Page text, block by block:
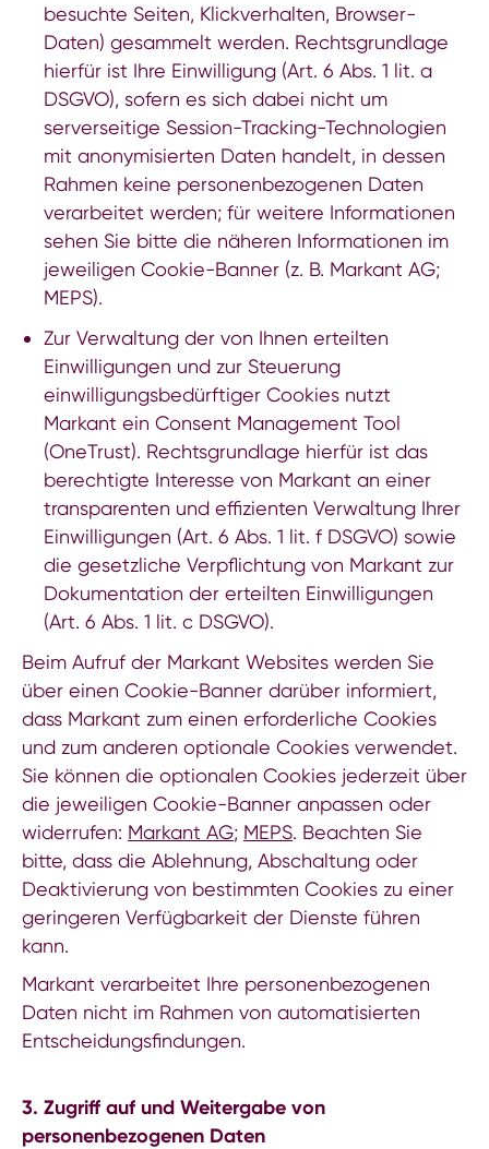
besuchte Seiten, Klickverhalten, Browser-
Daten) gesammelt werden. Rechtsgrundlage
hierfür ist Ihre Einwilligung (Art. 6 Abs. 1 lit. a
DSGVO), sofern es sich dabei nicht um
serverseitige Session-Tracking-Technologien
mit anonymisierten Daten handelt, in dessen
Rahmen keine personenbezogenen Daten
verarbeitet werden; für weitere Informationen
sehen Sie bitte die näheren Informationen im
jeweiligen Cookie-Banner (z. B. Markant AG;
MEPS).
Zur Verwaltung der von Ihnen erteilten
Einwilligungen und zur Steuerung
einwilligungsbedürftiger Cookies nutzt
Markant ein Consent Management Tool
(OneTrust). Rechtsgrundlage hierfür ist das
berechtigte Interesse von Markant an einer
transparenten und effizienten Verwaltung Ihrer
Einwilligungen (Art. 6 Abs. 1 lit. f DSGVO) sowie
die gesetzliche Verpflichtung von Markant zur
Dokumentation der erteilten Einwilligungen
(Art. 6 Abs. 1 lit. c DSGVO).
Beim Aufruf der Markant Websites werden Sie
über einen Cookie-Banner darüber informiert,
dass Markant zum einen erforderliche Cookies
und zum anderen optionale Cookies verwendet.
Sie können die optionalen Cookies jederzeit über
die jeweiligen Cookie-Banner anpassen oder
widerrufen: Markant AG; MEPS. Beachten Sie
bitte, dass die Ablehnung, Abschaltung oder
Deaktivierung von bestimmten Cookies zu einer
geringeren Verfügbarkeit der Dienste führen
kann.
Markant verarbeitet Ihre personenbezogenen
Daten nicht im Rahmen von automatisierten
Entscheidungsfindungen.
3. Zugriff auf und Weitergabe von
personenbezogenen Daten